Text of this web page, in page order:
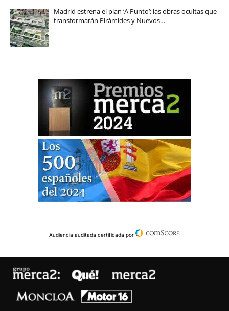
Madrid estrena el plan ‘A Punto’: las obras ocultas que
transformarán Pirámides y Nuevos…
Audiencia auditada certificada por